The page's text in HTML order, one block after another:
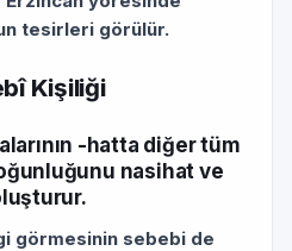
tesirleri görülür.
Kişiliği
-hatta diğer tüm
nasihat ve
görmesinin sebebi de